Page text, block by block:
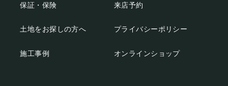
保証・保険
土地をお探しの方へ
施工事例
来店予約
プライバシーポリシー
オンラインショップ